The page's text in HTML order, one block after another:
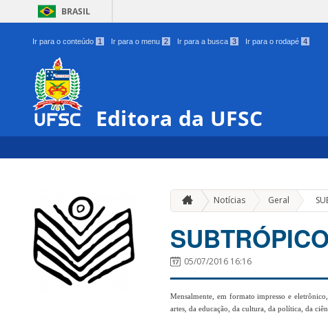
BRASIL
Ir para o conteúdo 1 Ir para o menu 2 Ir para a busca 3 Ir para o rodapé 4
Editora da UFSC
Notícias Geral »
05/07/2016 16:16
Mensalmente, em formato impresso e
artes, da educação, da cultura, da política, da